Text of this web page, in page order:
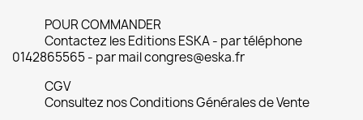
POUR COMMANDER
Contactez les Editions ESKA - par téléphone
0142865565 - par mail congres@eska.fr
CGV
Consultez nos Conditions Générales de Vente